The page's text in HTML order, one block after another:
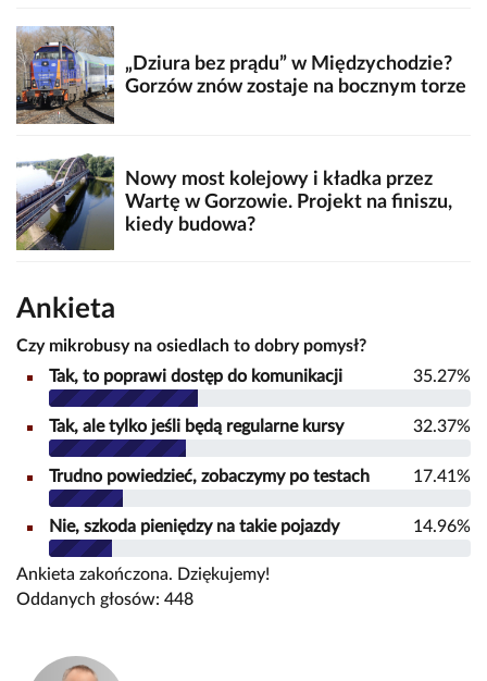
„Dziura bez prądu” w Międzychodzie?
Gorzów znów zostaje na bocznym torze
Nowy most kolejowy i kładka przez
Wartę w Gorzowie. Projekt na finiszu,
kiedy budowa?
Ankieta
Czy mikrobusy na osiedlach to dobry pomysł?
Tak, to poprawi dostęp do komunikacji
35.27%
Tak, ale tylko jeśli będą regularne kursy 32.37%
Trudno powiedzieć, zobaczymy po testach 17.41%
Nie, szkoda pieniędzy na takie pojazdy 14.96%
Ankieta zakończona. Dziękujemy!
Oddanych głosów: 448